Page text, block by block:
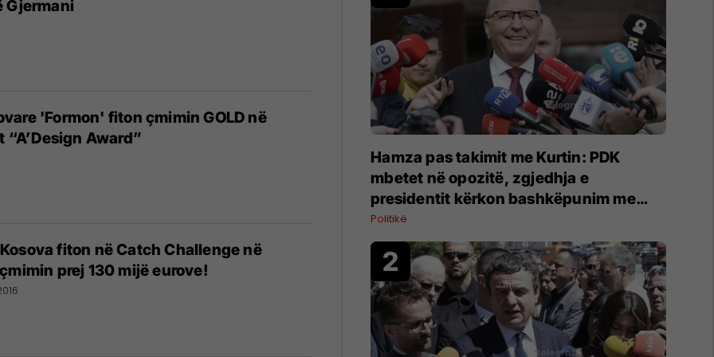
Gjermani
'Formon' fiton çmimin GOLD në
Award”
fiton në Catch Challenge në
prej 130 mijë eurove!
Hamza pas takimit me Kurtin: PDK
mbetet në opozitë, zgjedhja e
presidentit kërkon bashkëpunim me
LVV-në
Politikë